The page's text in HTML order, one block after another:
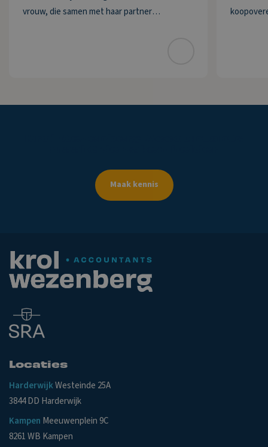
vrouw, die samen met haar partner
Maak kennis
Locaties
HarderwijkWesteinde 25A
3844 DD Harderwijk
Kampen Meeuwenplein 9C
8261 WB Kampen